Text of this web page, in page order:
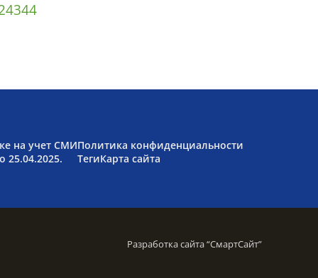
4344
на учет СМИ
25.04.2025.
Политика конфиденциальности
ТегиКарта сайта
Разработка сайта “СмартСайт”